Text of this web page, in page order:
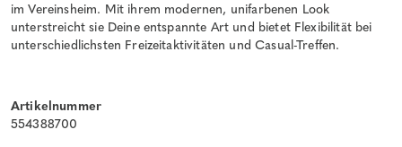
im Vereinsheim. Mit ihrem modernen, unifarbenen Look
unterstreicht sie Deine entspannte Art und bietet Flexibilität bei
unterschiedlichsten Freizeitaktivitäten und Casual-Treffen.
Artikelnummer
554388700